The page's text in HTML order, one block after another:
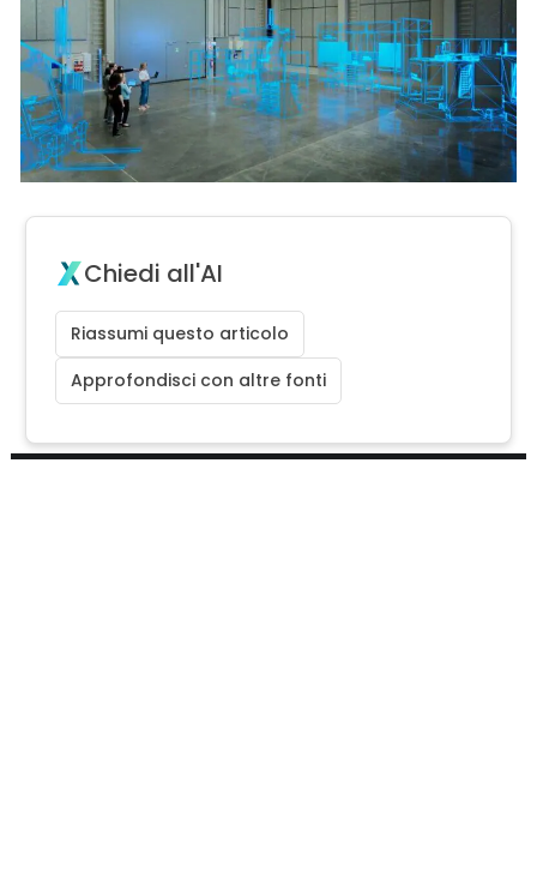
Chiedi all'AI
Riassumi questo articolo
Approfondisci con altre fonti